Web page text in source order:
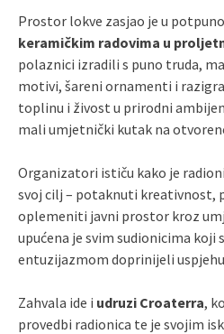
Prostor lokve zasjao je u
keramičkim radovima u
polaznici izradili s puno truda,
motivi, šareni ornamenti i
toplinu i živost u prirodni
mali umjetnički kutak na
Organizatori ističu kako je
svoj cilj – potaknuti kreativnost,
oplemeniti javni prostor kroz
upućena je svim sudionicima koji
entuzijazmom doprinijeli
Zahvala ide i udruzi Croaterra,
provedbi radionica te je svojim